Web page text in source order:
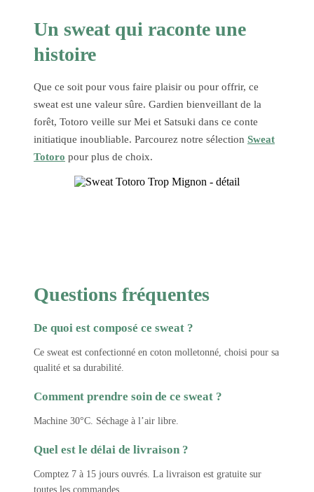
Un sweat qui raconte une
histoire
Que ce soit pour vous faire plaisir ou pour offrir, ce
sweat est une valeur sûre. Gardien bienveillant de la
forêt, Totoro veille sur Mei et Satsuki dans ce conte
initiatique inoubliable. Parcourez notre sélection Sweat
Totoro pour plus de choix.
Questions fréquentes
De quoi est composé ce sweat ?
Ce sweat est confectionné en coton molletonné, choisi pour sa
qualité et sa durabilité.
Comment prendre soin de ce sweat ?
Machine 30°C. Séchage à l’air libre.
Quel est le délai de livraison ?
Comptez 7 à 15 jours ouvrés. La livraison est gratuite sur
toutes les commandes.